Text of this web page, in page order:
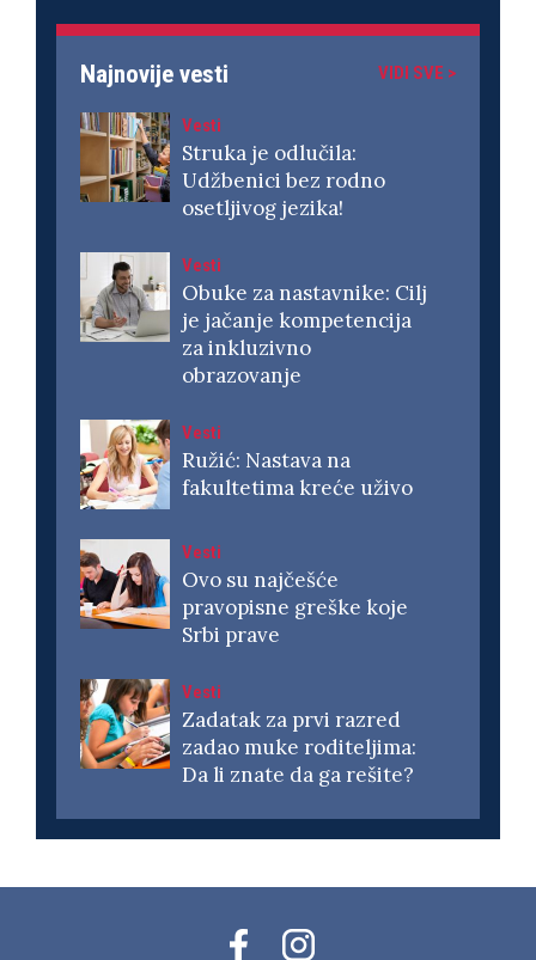
Najnovije vesti VIDI SVE >
Vesti
Struka je odlučila:
Udžbenici bez rodno
osetljivog jezika!
Vesti
Obuke za nastavnike: Cilj
je jačanje kompetencija
za inkluzivno
obrazovanje
Vesti
Ružić: Nastava na
fakultetima kreće uživo
Vesti
Ovo su najčešće
pravopisne greške koje
Srbi prave
Vesti
Zadatak za prvi razred
zadao muke roditeljima:
Da li znate da ga rešite?